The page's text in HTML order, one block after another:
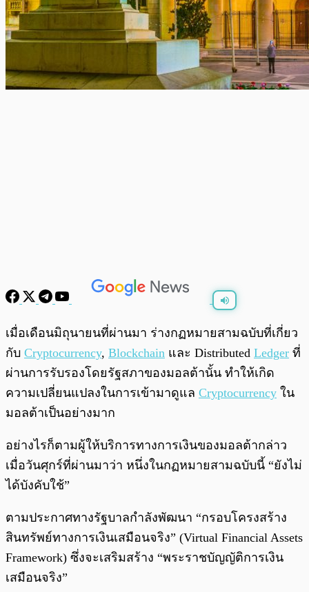
พร้อมเล่น / 0:00
เมื่อเดือนมิถุนายนที่ผ่านมา ร่างกฏหมายสามฉบับที่เกี่ยว
กับ Cryptocurrency, Blockchain และ Distributed Ledger ที่
ผ่านการรับรองโดยรัฐสภาของมอลต้านั้น ทำให้เกิด
ความเปลี่ยนแปลงในการเข้ามาดูแล Cryptocurrency ใน
มอลต้าเป็นอย่างมาก
อย่างไรก็ตามผู้ให้บริการทางการเงินของมอลต้ากล่าว
เมื่อวันศุกร์ที่ผ่านมาว่า หนึ่งในกฏหมายสามฉบับนี้ “ยังไม่
ได้บังคับใช้”
ตามประกาศทางรัฐบาลกำลังพัฒนา “กรอบโครงสร้าง
สินทรัพย์ทางการเงินเสมือนจริง” (Virtual Financial Assets
Framework) ซึ่งจะเสริมสร้าง “พระราชบัญญัติการเงิน
เสมือนจริง”